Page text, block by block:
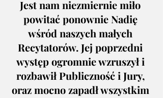
Jest nam niezmiernie miło
powitać ponownie Nadię
wśród naszych małych
Recytatorów. Jej poprzedni
występ ogromnie wzruszył i
rozbawił Publiczność i Jury,
oraz mocno zapadł wszystkim